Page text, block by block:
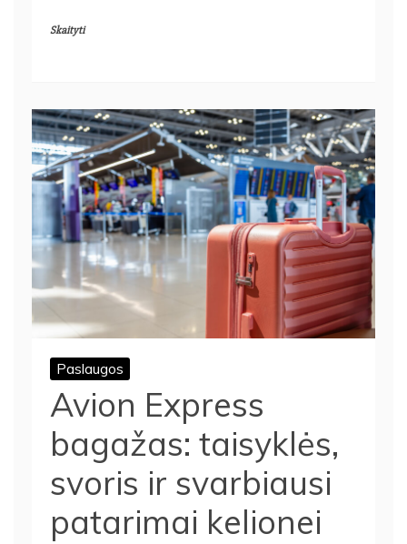
Skaityti
Paslaugos
Avion Express
bagažas: taisyklės,
svoris ir svarbiausi
patarimai kelionei